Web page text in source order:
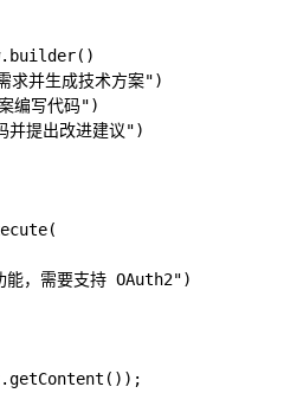
. builder()
求并生成技术方案")
编写代码")
并提出改进建议")
(
能，需要支持 OAuth2")
.getContent ());